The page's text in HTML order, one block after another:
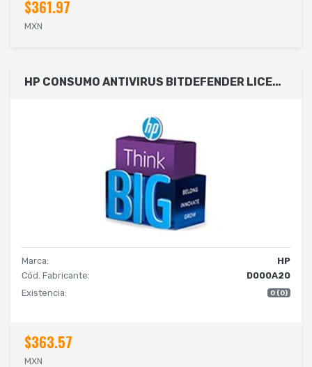
$361.97
MXN
HP CONSUMO ANTIVIRUS BITDEFENDER LICENCIA DE 1 AÑO, 1 USUARIO
Marca:
HP
Cód. Fabricante:
D000A20
Existencia:
0 (0)
$363.57
MXN